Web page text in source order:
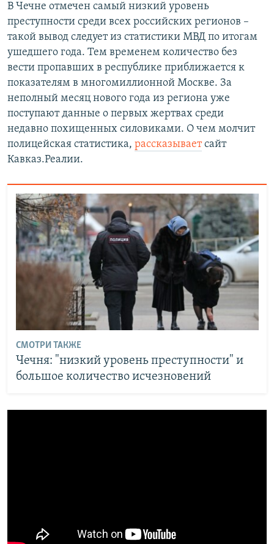
В Чечне отмечен самый низкий уровень
преступности среди всех российских регионов –
такой вывод следует из статистики МВД по итогам
ушедшего года. Тем временем количество без
вести пропавших в республике приближается к
показателям в многомиллионной Москве. За
неполный месяц нового года из региона уже
поступают данные о первых жертвах среди
недавно похищенных силовиками. О чем молчит
полицейская статистика, рассказываетсайт
Кавказ.Реалии.
СМОТРИ ТАКЖЕ
Чечня: "низкий уровень преступности" и
большое количество исчезновений